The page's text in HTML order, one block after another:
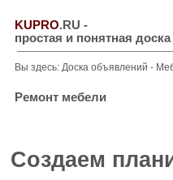
KUPRO.RU -
простая и понятная
Вы здесь: Доска объявлений -
Ремонт мебели
Создаем